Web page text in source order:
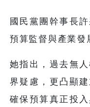
國民黨團幹事長
預算監督與產業發
她指出，過去無
界疑慮，更凸顯
確保預算真正投